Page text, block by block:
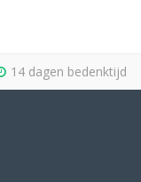
14 dagen bedenktijd